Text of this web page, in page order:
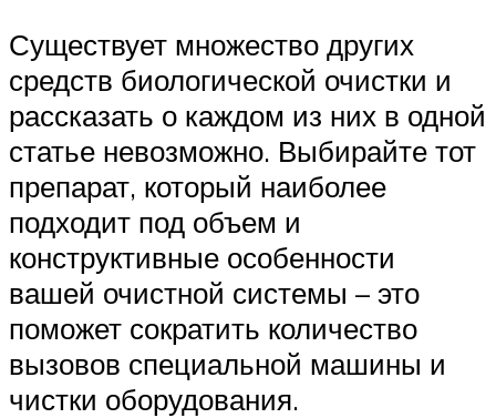
Существует множество других
средств биологической очистки и
рассказать о каждом из них в одной
статье невозможно. Выбирайте тот
препарат, который наиболее
подходит под объем и
конструктивные особенности
вашей очистной системы – это
поможет сократить количество
вызовов специальной машины и
чистки оборудования.